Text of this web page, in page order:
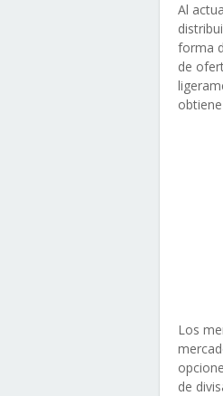
Al
forma
de
Los
de